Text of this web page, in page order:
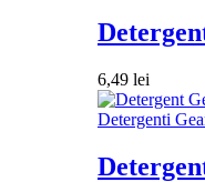
6,49 lei
Detergenti